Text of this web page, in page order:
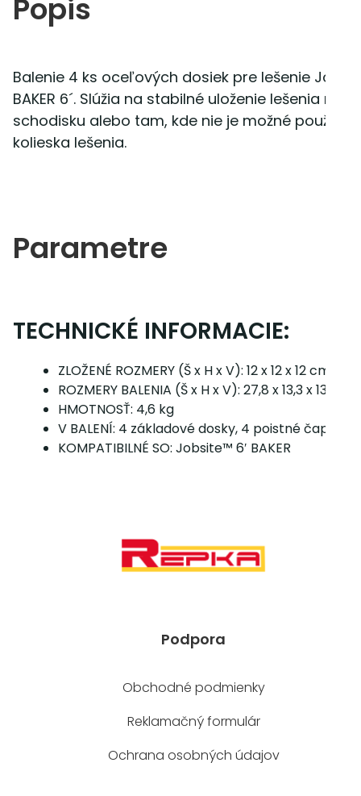
Popis
Balenie 4 ks oceľových dosiek pre lešenie
BAKER 6´. Slúžia na stabilné uloženie lešenia na
schodisku alebo tam, kde nie je možné použiť
kolieska lešenia.
Parametre
TECHNICKÉ INFORMACIE:
ZLOŽENÉ ROZMERY (Š x H x V): 12 x 12 x 12 cm
ROZMERY BALENIA (Š x H x V): 27,8 x 13,3 x 13,8 cm
HMOTNOSŤ: 4,6 kg
V BALENÍ: 4 základové dosky, 4 poistné čapy
KOMPATIBILNÉ SO: Jobsite™ 6′ BAKER
Podpora
Obchodné podmienky
Reklamačný formulár
Ochrana osobných údajov